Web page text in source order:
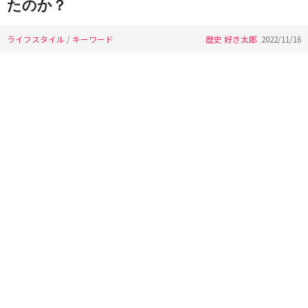
たのか？
ライフスタイル / キーワード 歴史 好き太郎 2022/11/16